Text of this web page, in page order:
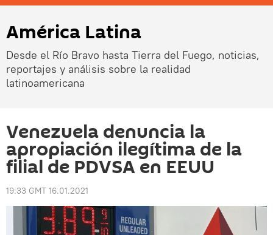
América Latina
Desde el Río Bravo hasta Tierra del Fuego, noticias,
reportajes y análisis sobre la realidad
latinoamericana
Venezuela denuncia la
apropiación ilegítima de la
filial de PDVSA en EEUU
19:33 GMT 16.01.2021